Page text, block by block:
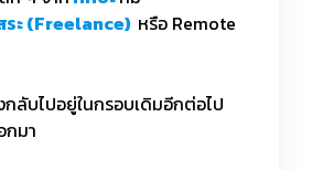
ะ (Freelance) หรือ Remote
ลับไปอยู่ในกรอบเดิมอีกต่อไป
กมา